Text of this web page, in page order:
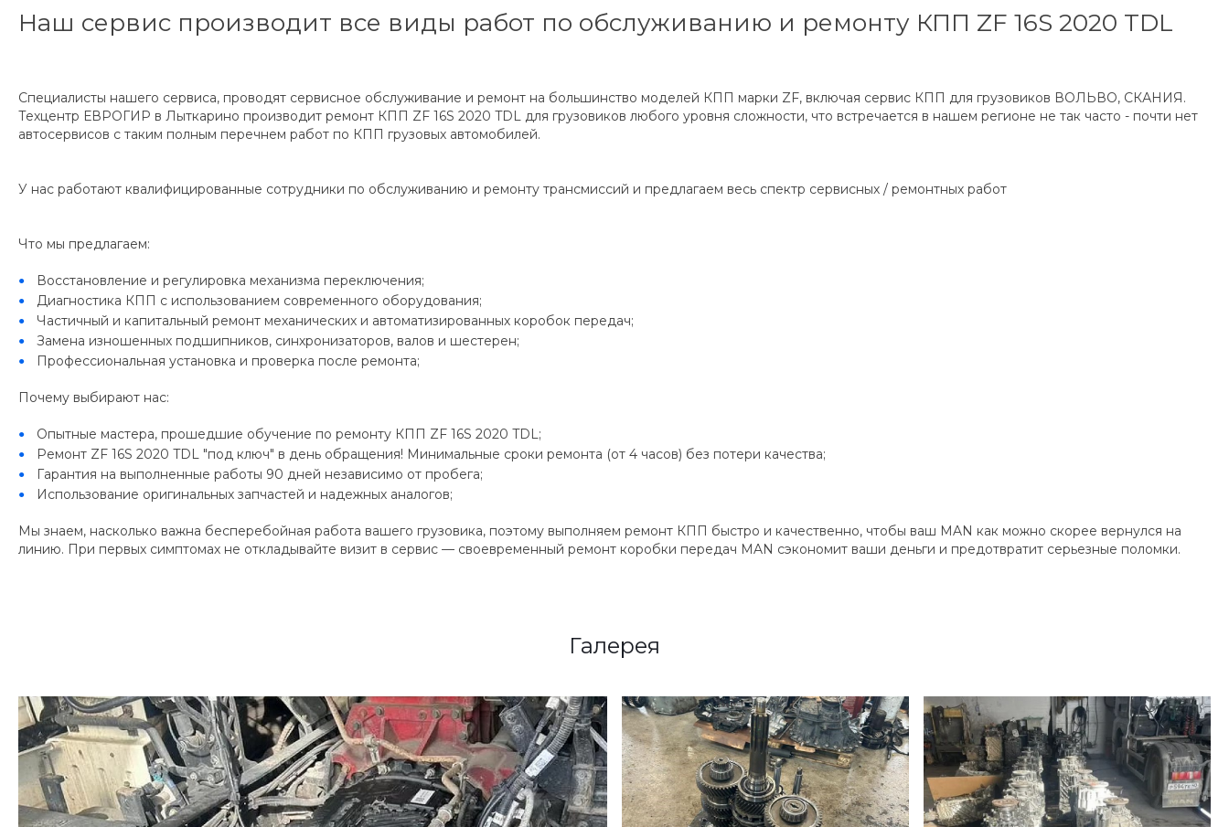
Наш сервис производит все виды работ по обслуживанию и ремонту КПП ZF 16S 2020 TDL
Специалисты нашего сервиса, проводят сервисное обслуживание и ремонт на большинство моделей КПП марки ZF, включая сервис КПП для грузовиков ВОЛЬВО, СКАНИЯ.
Техцентр ЕВРОГИР в Лыткарино производит ремонт КПП ZF 16S 2020 TDL для грузовиков любого уровня сложности, что встречается в нашем регионе не так часто - почти нет
автосервисов с таким полным перечнем работ по КПП грузовых автомобилей.
У нас работают квалифицированные сотрудники по обслуживанию и ремонту трансмиссий и предлагаем весь спектр сервисных / ремонтных работ
Что мы предлагаем:
Восстановление и регулировка механизма переключения;
Диагностика КПП с использованием современного оборудования;
Частичный и капитальный ремонт механических и автоматизированных коробок передач;
Замена изношенных подшипников, синхронизаторов, валов и шестерен;
Профессиональная установка и проверка после ремонта;
Почему выбирают нас:
Опытные мастера, прошедшие обучение по ремонту КПП ZF 16S 2020 TDL;
Ремонт ZF 16S 2020 TDL "под ключ" в день обращения! Минимальные сроки ремонта (от 4 часов) без потери качества;
Гарантия на выполненные работы 90 дней независимо от пробега;
Использование оригинальных запчастей и надежных аналогов;
Мы знаем, насколько важна бесперебойная работа вашего грузовика, поэтому выполняем ремонт КПП быстро и качественно, чтобы ваш MAN как можно скорее вернулся на
линию. При первых симптомах не откладывайте визит в сервис — своевременный ремонт коробки передач MAN сэкономит ваши деньги и предотвратит серьезные поломки.
Галерея